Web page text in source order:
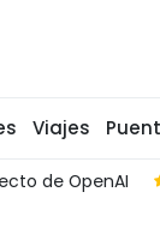
Viajes
de OpenAI